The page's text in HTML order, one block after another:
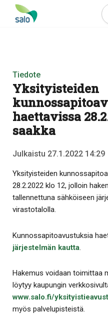
Tiedote
Yksityisteiden
haettavissa
saakka
Julkaistu 27.1.2022 14:29
Yksityisteiden
28.2.2022 klo 12, jolloin
tallennettuna sähköiseen
virastotalolla.
Kunnossapitoavustuksia
järjestelmän kautta
Hakemus voidaan toimittaa
löytyy kaupungin
www.salo.fi/
myös palvelupisteistä.